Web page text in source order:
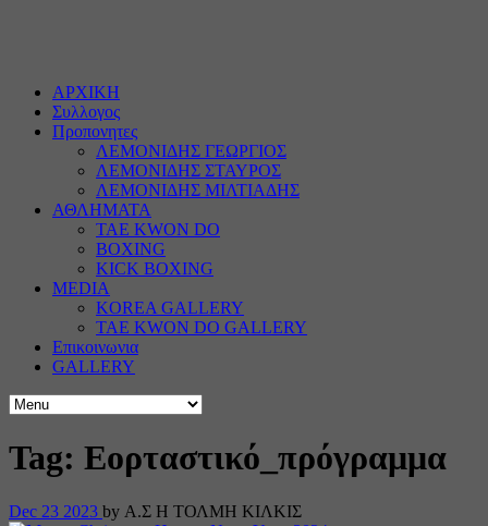
ΑΡΧΙΚΗ
Συλλογος
Προπονητες
ΛΕΜΟΝΙΔΗΣ ΓΕΩΡΓΙΟΣ
ΛΕΜΟΝΙΔΗΣ ΣΤΑΥΡΟΣ
ΛΕΜΟΝΙΔΗΣ ΜΙΛΤΙΑΔΗΣ
ΑΘΛΗΜΑΤΑ
TAE KWON DO
BOXING
KICK BOXING
MEDIA
KOREA GALLERY
TAE KWON DO GALLERY
Επικοινωνια
GALLERY
Tag: Εορταστικό_πρόγραμμα
Dec 23 2023 by Α.Σ Η ΤΟΛΜΗ ΚΙΛΚΙΣ